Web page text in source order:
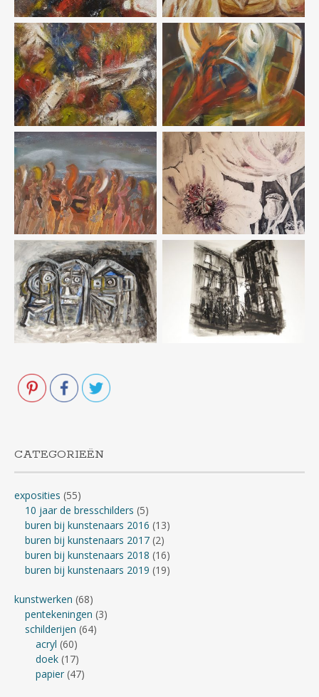
CATEGORIEËN
exposities (55)
10 jaar de bresschilders (5)
buren bij kunstenaars 2016 (13)
buren bij kunstenaars 2017 (2)
buren bij kunstenaars 2018 (16)
buren bij kunstenaars 2019 (19)
kunstwerken (68)
pentekeningen (3)
schilderijen (64)
acryl (60)
doek (17)
papier (47)